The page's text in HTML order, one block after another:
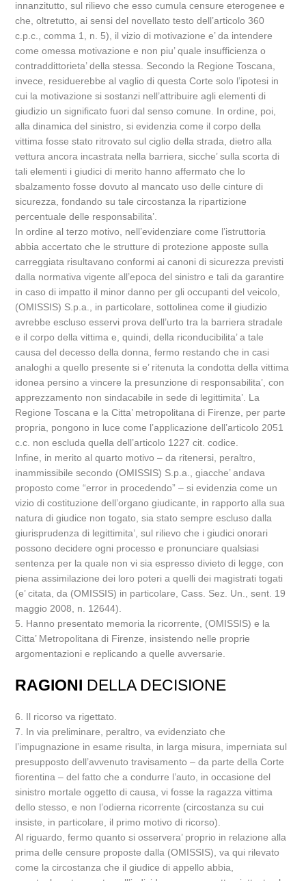
innanzitutto, sul rilievo che esso cumula censure eterogenee e
che, oltretutto, ai sensi del novellato testo dell’articolo 360
c.p.c., comma 1, n. 5), il vizio di motivazione e’ da intendere
come omessa motivazione e non piu’ quale insufficienza o
contraddittorieta’ della stessa. Secondo la Regione Toscana,
invece, residuerebbe al vaglio di questa Corte solo l’ipotesi in
cui la motivazione si sostanzi nell’attribuire agli elementi di
giudizio un significato fuori dal senso comune. In ordine, poi,
alla dinamica del sinistro, si evidenzia come il corpo della
vittima fosse stato ritrovato sul ciglio della strada, dietro alla
vettura ancora incastrata nella barriera, sicche’ sulla scorta di
tali elementi i giudici di merito hanno affermato che lo
sbalzamento fosse dovuto al mancato uso delle cinture di
sicurezza, fondando su tale circostanza la ripartizione
percentuale delle responsabilita’.
In ordine al terzo motivo, nell’evidenziare come l’istruttoria
abbia accertato che le strutture di protezione apposte sulla
carreggiata risultavano conformi ai canoni di sicurezza previsti
dalla normativa vigente all’epoca del sinistro e tali da garantire
in caso di impatto il minor danno per gli occupanti del veicolo,
(OMISSIS) S.p.a., in particolare, sottolinea come il giudizio
avrebbe escluso esservi prova dell’urto tra la barriera stradale
e il corpo della vittima e, quindi, della riconducibilita’ a tale
causa del decesso della donna, fermo restando che in casi
analoghi a quello presente si e’ ritenuta la condotta della vittima
idonea persino a vincere la presunzione di responsabilita’, con
apprezzamento non sindacabile in sede di legittimita’. La
Regione Toscana e la Citta’ metropolitana di Firenze, per parte
propria, pongono in luce come l’applicazione dell’articolo 2051
c.c. non escluda quella dell’articolo 1227 cit. codice.
Infine, in merito al quarto motivo – da ritenersi, peraltro,
inammissibile secondo (OMISSIS) S.p.a., giacche’ andava
proposto come “error in procedendo” – si evidenzia come un
vizio di costituzione dell’organo giudicante, in rapporto alla sua
natura di giudice non togato, sia stato sempre escluso dalla
giurisprudenza di legittimita’, sul rilievo che i giudici onorari
possono decidere ogni processo e pronunciare qualsiasi
sentenza per la quale non vi sia espresso divieto di legge, con
piena assimilazione dei loro poteri a quelli dei magistrati togati
(e’ citata, da (OMISSIS) in particolare, Cass. Sez. Un., sent. 19
maggio 2008, n. 12644).
5. Hanno presentato memoria la ricorrente, (OMISSIS) e la
Citta’ Metropolitana di Firenze, insistendo nelle proprie
argomentazioni e replicando a quelle avversarie.
RAGIONI DELLA DECISIONE
6. Il ricorso va rigettato.
7. In via preliminare, peraltro, va evidenziato che
l’impugnazione in esame risulta, in larga misura, imperniata sul
presupposto dell’avvenuto travisamento – da parte della Corte
fiorentina – del fatto che a condurre l’auto, in occasione del
sinistro mortale oggetto di causa, vi fosse la ragazza vittima
dello stesso, e non l’odierna ricorrente (circostanza su cui
insiste, in particolare, il primo motivo di ricorso).
Al riguardo, fermo quanto si osservera’ proprio in relazione alla
prima delle censure proposte dalla (OMISSIS), va qui rilevato
come la circostanza che il giudice di appello abbia,